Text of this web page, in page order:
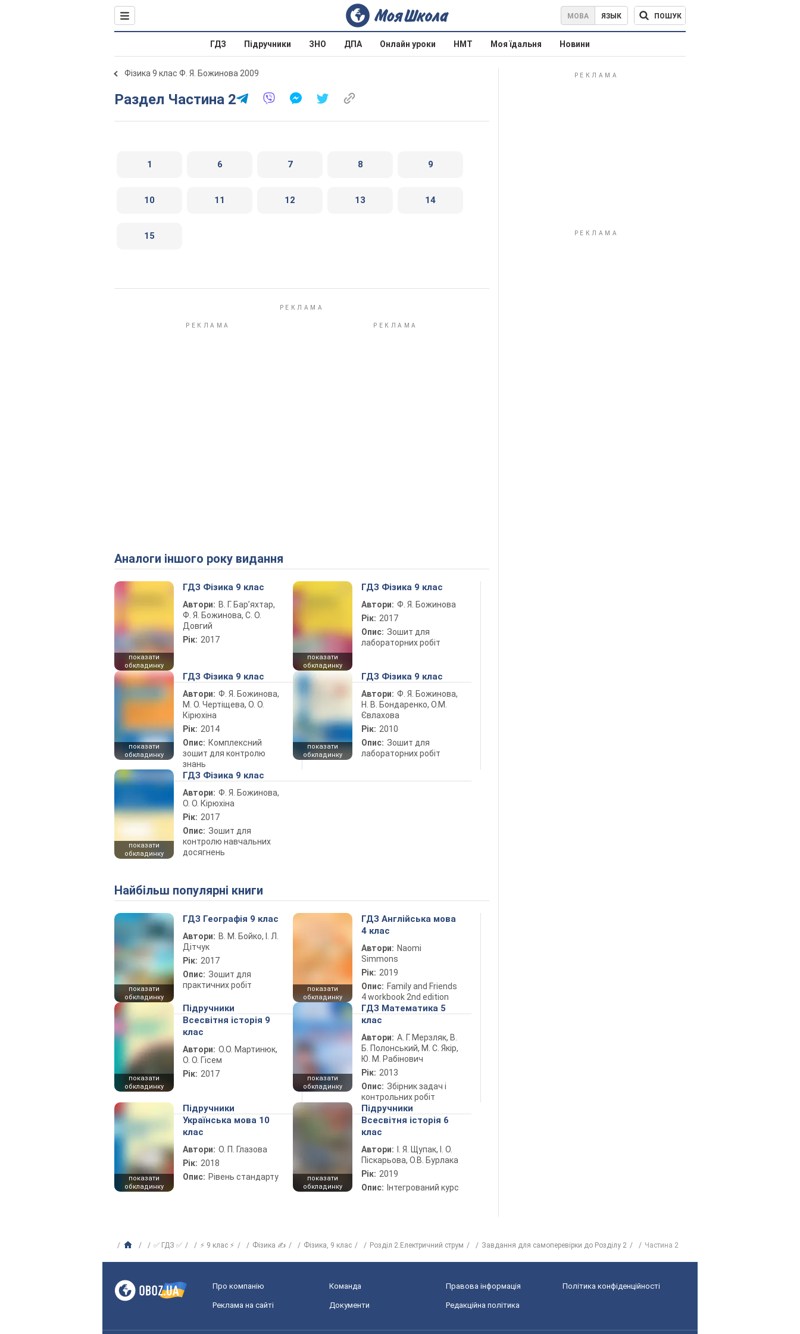
МОВА ЯЗЫК ПОШУК
ГДЗ Підручники ЗНО ДПА Онлайн уроки НМТ Моя їдальня Новини
Фізика 9 клас Ф. Я. Божинова 2009
Раздел Частина 2
1 6 7 8 9
10 11 12 13 14
15
Аналоги іншого року видання
показати
обкладинку
ГДЗ Фізика 9 клас
Автори: В. Г. Бар’яхтар,
Ф. Я. Божинова, С. О.
Довгий
Рік: 2017
показати
обкладинку
ГДЗ Фізика 9 клас
Автори: Ф. Я. Божинова
Рік: 2017
Опис: Зошит для
лабораторних робіт
показати
обкладинку
ГДЗ Фізика 9 клас
Автори: Ф. Я. Божинова,
М. О. Чертіщева, О. О.
Кірюхіна
Рік: 2014
Опис: Комплексний
зошит для контролю
знань
показати
обкладинку
ГДЗ Фізика 9 клас
Автори: Ф. Я. Божинова,
Н. В. Бондаренко, О.М.
Євлахова
Рік: 2010
Опис: Зошит для
лабораторних робіт
показати
обкладинку
ГДЗ Фізика 9 клас
Автори: Ф. Я. Божинова,
О. О. Кірюхіна
Рік: 2017
Опис: Зошит для
контролю навчальних
досягнень
Найбільш популярні книги
показати
обкладинку
ГДЗ Географія 9 клас
Автори: В. М. Бойко, І. Л.
Дітчук
Рік: 2017
Опис: Зошит для
практичних робіт
показати
обкладинку
ГДЗ Англійська мова
4 клас
Автори: Naomi
Simmons
Рік: 2019
Опис: Family and Friends
4 workbook 2nd edition
показати
обкладинку
Підручники
Всесвітня історія 9
клас
Автори: О.О. Мартинюк,
О. О. Гісем
Рік: 2017
показати
обкладинку
ГДЗ Математика 5
клас
Автори: А. Г. Мерзляк, В.
Б. Полонський, М. С. Якір,
Ю. М. Рабінович
Рік: 2013
Опис: Збірник задач і
контрольних робіт
показати
обкладинку
Підручники
Українська мова 10
клас
Автори: О. П. Глазова
Рік: 2018
Опис: Рівень стандарту
показати
обкладинку
Підручники
Всесвітня історія 6
клас
Автори:
І. Я. Щупак, І. О.
Піскарьова, О.В. Бурлака
Рік: 2019
Опис: Інтегрований курс
✅ ГДЗ ✅ ⚡ 9 клас ⚡ Фізика ✍ Фізика, 9 клас Розділ 2.Електричний струм Завдання для самоперевірки до Розділу 2 Частина 2
Про компанію Команда Правова інформація Політика конфіденційності
Реклама на сайті Документи Редакційна політика